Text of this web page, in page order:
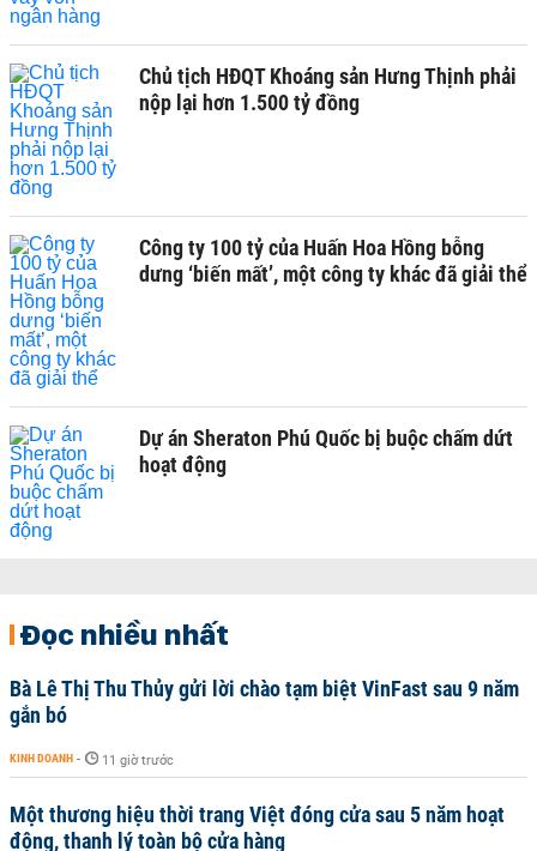
Chủ tịch HĐQT Khoáng sản Hưng Thịnh phải
nộp lại hơn 1.500 tỷ đồng
Công ty 100 tỷ của Huấn Hoa Hồng bỗng
dưng ‘biến mất’, một công ty khác đã giải thể
Dự án Sheraton Phú Quốc bị buộc chấm dứt
hoạt động
Đọc nhiều nhất
Bà Lê Thị Thu Thủy gửi lời chào tạm biệt VinFast sau 9 năm
gắn bó
KINH DOANH - 11 giờ trước
Một thương hiệu thời trang Việt đóng cửa sau 5 năm hoạt
động, thanh lý toàn bộ cửa hàng